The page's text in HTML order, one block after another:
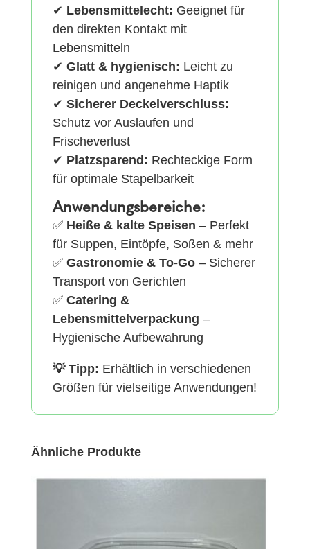
✔ Lebensmittelecht: Geeignet für
den direkten Kontakt mit
Lebensmitteln
✔ Glatt & hygienisch: Leicht zu
reinigen und angenehme Haptik
✔ Sicherer Deckelverschluss:
Schutz vor Auslaufen und
Frischeverlust
✔ Platzsparend: Rechteckige Form
für optimale Stapelbarkeit
Anwendungsbereiche:
✅ Heiße & kalte Speisen – Perfekt
für Suppen, Eintöpfe, Soßen & mehr
✅ Gastronomie & To-Go– Sicherer
Transport von Gerichten
✅ Catering &
Lebensmittelverpackung –
Hygienische Aufbewahrung
💡 Tipp: Erhältlich in verschiedenen
Größen für vielseitige Anwendungen!
Ähnliche Produkte